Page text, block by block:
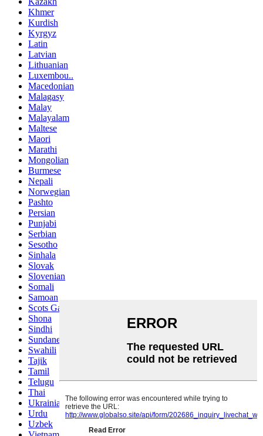
Khmer
Kurdish
Kyrgyz
Latin
Latvian
Lithuanian
Luxembou..
Macedonian
Malagasy
Malay
Malayalam
Maltese
Maori
Marathi
Mongolian
Burmese
Nepali
Norwegian
Pashto
Persian
Punjabi
Serbian
Sesotho
Sinhala
Slovak
Slovenian
Somali
Samoan
Scots Gaelic
Shona
Sindhi
Sundanese
Swahili
Tajik
Tamil
Telugu
Thai
Ukrainian
Urdu
Uzbek